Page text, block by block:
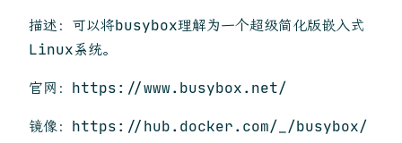
描述：可以将busybox理解为一个超级简化版嵌入式
Linux系统。
官网：https://www.busybox.net/
镜像：https://hub.docker.com/_/busybox/